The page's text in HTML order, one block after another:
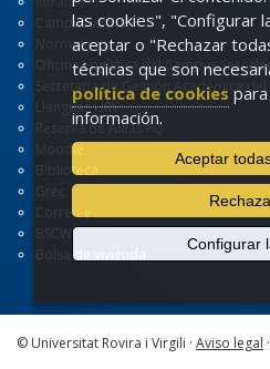
Campus virtual
Normativas
Oficina Logística del Campus
Secretaría de Gestión Académica del
Llenguas URV
Reserva de Aulas FQ
Moodle
Biblioteca
Grec
Correu-e
BSCW
Bolsa de vivienda
© Universitat Rovira i Virgili · Aviso legal ·
las cookies", "Configurar
aceptar o "Rechazar
técnicas que son
política de cookies
información.
Aceptar
Configurar